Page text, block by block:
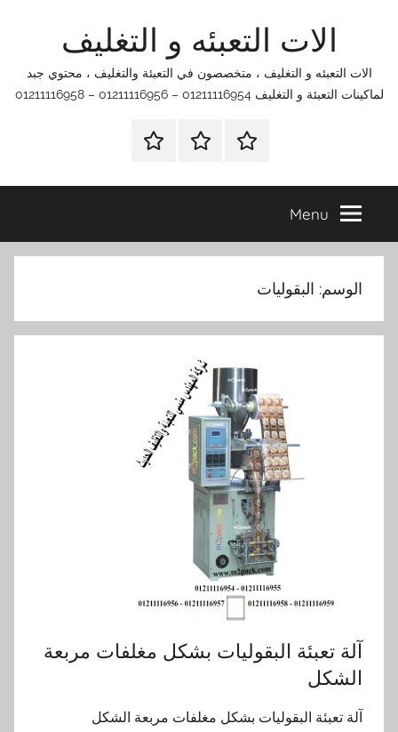
الات التعبئه و التغليف
الات التعبئه و التغليف ، متخصصون في التعبئة والتغليف ، محتوي جبد
لماكينات التعبئة و التغليف 01211116954 – 01211116956 – 01211116958
الرئيسيةاتصل
اتـصـل
في
التي
Menu
الوسم: البقوليات
آلة تعبئة البقوليات بشكل مغلفات مربعة
الشكل
آلة تعبئة البقوليات بشكل مغلفات مربعة الشكل